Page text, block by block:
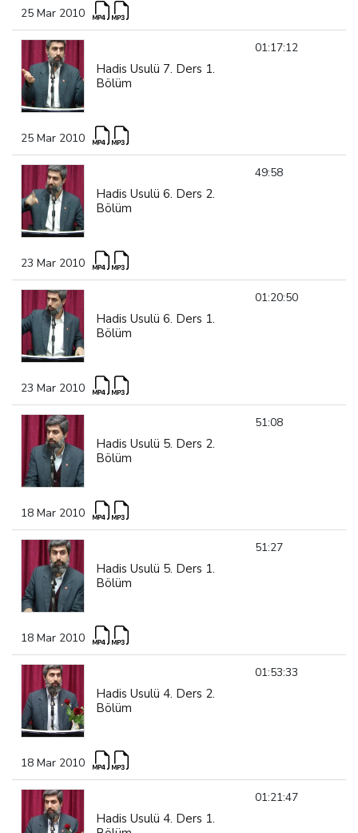
25 Mar 2010
Hadis Usulü 7. Ders 1.
Bölüm
01:17:12
25 Mar 2010
Hadis Usulü 6. Ders 2.
Bölüm
49:58
23 Mar 2010
Hadis Usulü 6. Ders 1.
Bölüm
01:20:50
23 Mar 2010
Hadis Usulü 5. Ders 2.
Bölüm
51:08
18 Mar 2010
Hadis Usulü 5. Ders 1.
Bölüm
51:27
18 Mar 2010
Hadis Usulü 4. Ders 2.
Bölüm
01:53:33
18 Mar 2010
Hadis Usulü 4. Ders 1.
01:21:47